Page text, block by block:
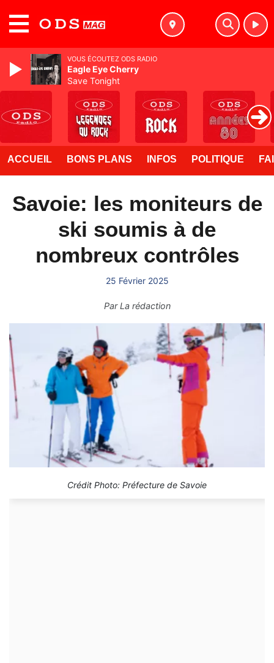
ACCUEIL BONS PLANS INFOS POLITIQUE
Savoie: les moniteurs de
ski soumis à de
nombreux contrôles
25 Février 2025
ParLa rédaction
Crédit Photo: Préfecture de Savoie
VOUS ÉCOUTEZ ODS RADIO
Eagle Eye Cherry
Save Tonight